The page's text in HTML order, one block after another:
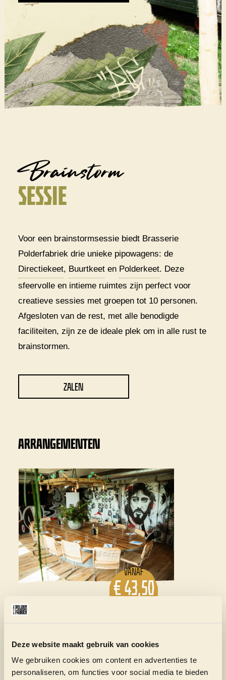
Deze website maakt gebruik van cookies
We gebruiken cookies om content en advertenties te
personaliseren, om functies voor social media te bieden
Brainstorm
SESSIE
Voor een brainstormsessie biedt Brasserie
Polderfabriek drie unieke pipowagens: de
Directiekeet, Buurtkeeten Polderkeet. Deze
sfeervolle en intieme ruimtes zijn perfect voor
creatieve sessies met groepen tot 10 personen.
Afgesloten van de rest, met alle benodigde
faciliteiten, zijn ze de ideale plek om in alle rust te
brainstormen.
ZALEN
ARRANGEMENTEN
VANAF
€ 43,50
VERGADEREN
ALLE ARRANGEMENTEN